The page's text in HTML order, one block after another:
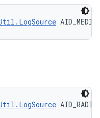
AID_MEDIA
AID_RADIO